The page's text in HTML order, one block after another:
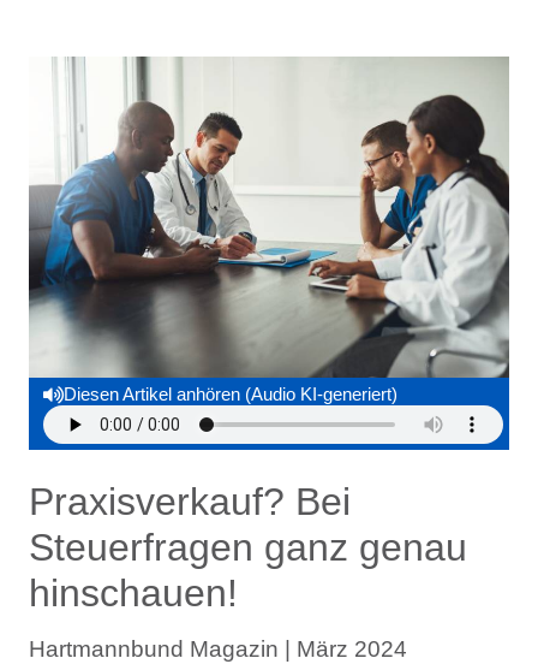
Diesen Artikel anhören (Audio KI-generiert)
Praxisverkauf? Bei
Steuerfragen ganz genau
hinschauen!
Hartmannbund Magazin | März 2024